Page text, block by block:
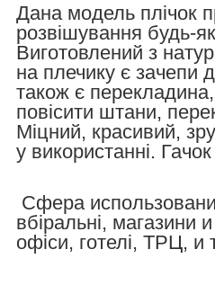
Дана модель плічок
розвішування будь-
Виготовлений з
на плечику є зачепи
також є
повісити штани,
Міцний, красивий,
у використанні.
Сфера
вбіральні, магазини
офіси, готелі, ТРЦ, и